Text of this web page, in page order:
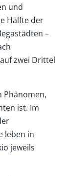
und
Hälfte der
–
zwei Drittel
Phänomen,
ist. Im
leben in
jeweils